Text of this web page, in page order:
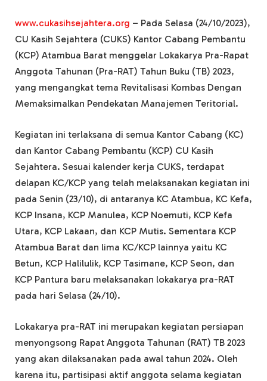
www.cukasihsejahtera.org – Pada Selasa (24/10/2023),
CU Kasih Sejahtera (CUKS) Kantor Cabang Pembantu
(KCP) Atambua Barat menggelar Lokakarya Pra-Rapat
Anggota Tahunan (Pra-RAT) Tahun Buku (TB) 2023,
yang mengangkat tema Revitalisasi Kombas Dengan
Memaksimalkan Pendekatan Manajemen Teritorial.
Kegiatan ini terlaksana di semua Kantor Cabang (KC)
dan Kantor Cabang Pembantu (KCP) CU Kasih
Sejahtera. Sesuai kalender kerja CUKS, terdapat
delapan KC/KCP yang telah melaksanakan kegiatan ini
pada Senin (23/10), di antaranya KC Atambua, KC Kefa,
KCP Insana, KCP Manulea, KCP Noemuti, KCP Kefa
Utara, KCP Lakaan, dan KCP Mutis. Sementara KCP
Atambua Barat dan lima KC/KCP lainnya yaitu KC
Betun, KCP Halilulik, KCP Tasimane, KCP Seon, dan
KCP Pantura baru melaksanakan lokakarya pra-RAT
pada hari Selasa (24/10).
Lokakarya pra-RAT ini merupakan kegiatan persiapan
menyongsong Rapat Anggota Tahunan (RAT) TB 2023
yang akan dilaksanakan pada awal tahun 2024. Oleh
karena itu, partisipasi aktif anggota selama kegiatan